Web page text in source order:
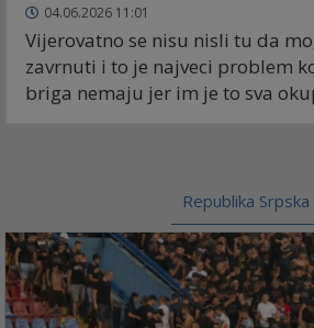
04.06.2026 11:01
Vijerovatno se nisu nisli tu da
zavrnuti i to je najveci problem
briga nemaju jer im je to sva
Republika Srpska